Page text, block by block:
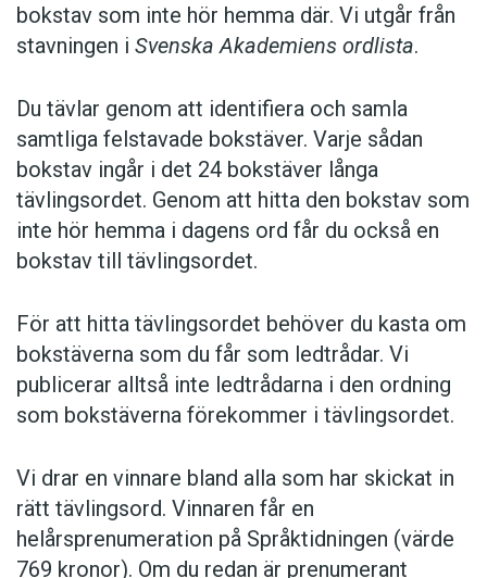
bokstav som inte hör hemma där. Vi utgår från
stavningen i Svenska Akademiens ordlista.
Du tävlar genom att identifiera och samla
samtliga felstavade bokstäver. Varje sådan
bokstav ingår i det 24 bokstäver långa
tävlingsordet. Genom att hitta den bokstav som
inte hör hemma i dagens ord får du också en
bokstav till tävlingsordet.
För att hitta tävlingsordet behöver du kasta om
bokstäverna som du får som ledtrådar. Vi
publicerar alltså inte ledtrådarna i den ordning
som bokstäverna förekommer i tävlingsordet.
Vi drar en vinnare bland alla som har skickat in
rätt tävlingsord. Vinnaren får en
helårsprenumeration på Språktidningen (värde
769 kronor). Om du redan är prenumerant